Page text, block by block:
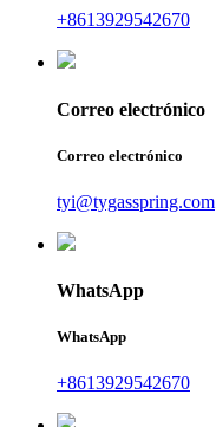
+8613929542670
Correo electrónico
Correo electrónico
tyi@tygasspring.com
WhatsApp
WhatsApp
+8613929542670